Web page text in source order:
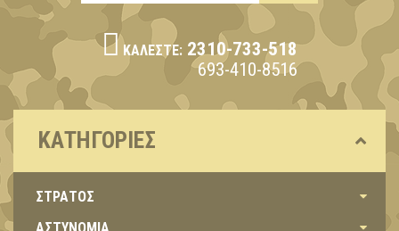
ΚΑΛΈΣΤΕ: 2310-733-518
693-410-8516
ΚΑΤΗΓΟΡΊΕΣ
ΣΤΡΑΤΟΣ